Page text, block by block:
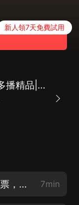
新人領7天免費試用
【真人】|妙手醫皇&多播精品|鄉村爽文|種田醫術
妙手醫皇 001 神秘項鏈（求月票，訂閱，評論） 7min